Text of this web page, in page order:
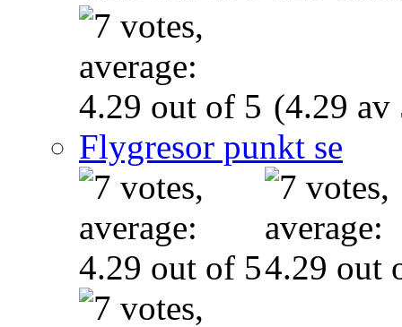
(4.29 av
Flygresor punkt se